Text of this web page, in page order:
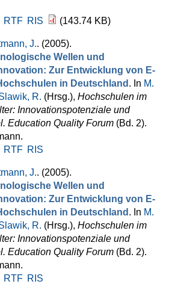
RTF RIS (143.74 KB)
J.. (2005).
Wellen und
Zur Entwicklung von E-
in Deutschland . In M.
R. (Hrsg.), Hochschulen im
Innovationspotenziale und
Education Quality Forum (Bd. 2).
RTF RIS
J.. (2005).
Wellen und
Zur Entwicklung von E-
in Deutschland . In M.
R. (Hrsg.), Hochschulen im
Innovationspotenziale und
Education Quality Forum (Bd. 2).
RTF RIS